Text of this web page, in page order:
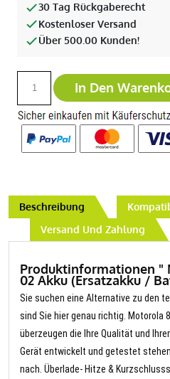
30 Tag Rückgaberecht
Kostenloser Versand
Über 500.00 Kunden!
In Den
Beschreibung
Versand Und Zahlung
Produktinformationen "
02 Akku (Ersatzakku /
Sie suchen eine Alternative zu den
sind Sie hier genau richtig. Motorola
überzeugen die Ihre Qualität und
Gerät entwickelt und getestet
nach. Überlade- Hitze &